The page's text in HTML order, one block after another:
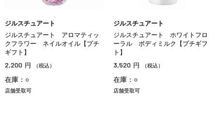
ジルスチュアート
ジルスチュアート アロマティッ
クフラワー ネイルオイル【プチ
ギフト】
2,200 円 （税込）
在庫：○
店舗受取可
ジルスチュアート
ジルスチュアート ホワイトフロ
ーラル ボディミルク【プチギフ
ト】
3,520 円 （税込）
在庫：○
店舗受取可